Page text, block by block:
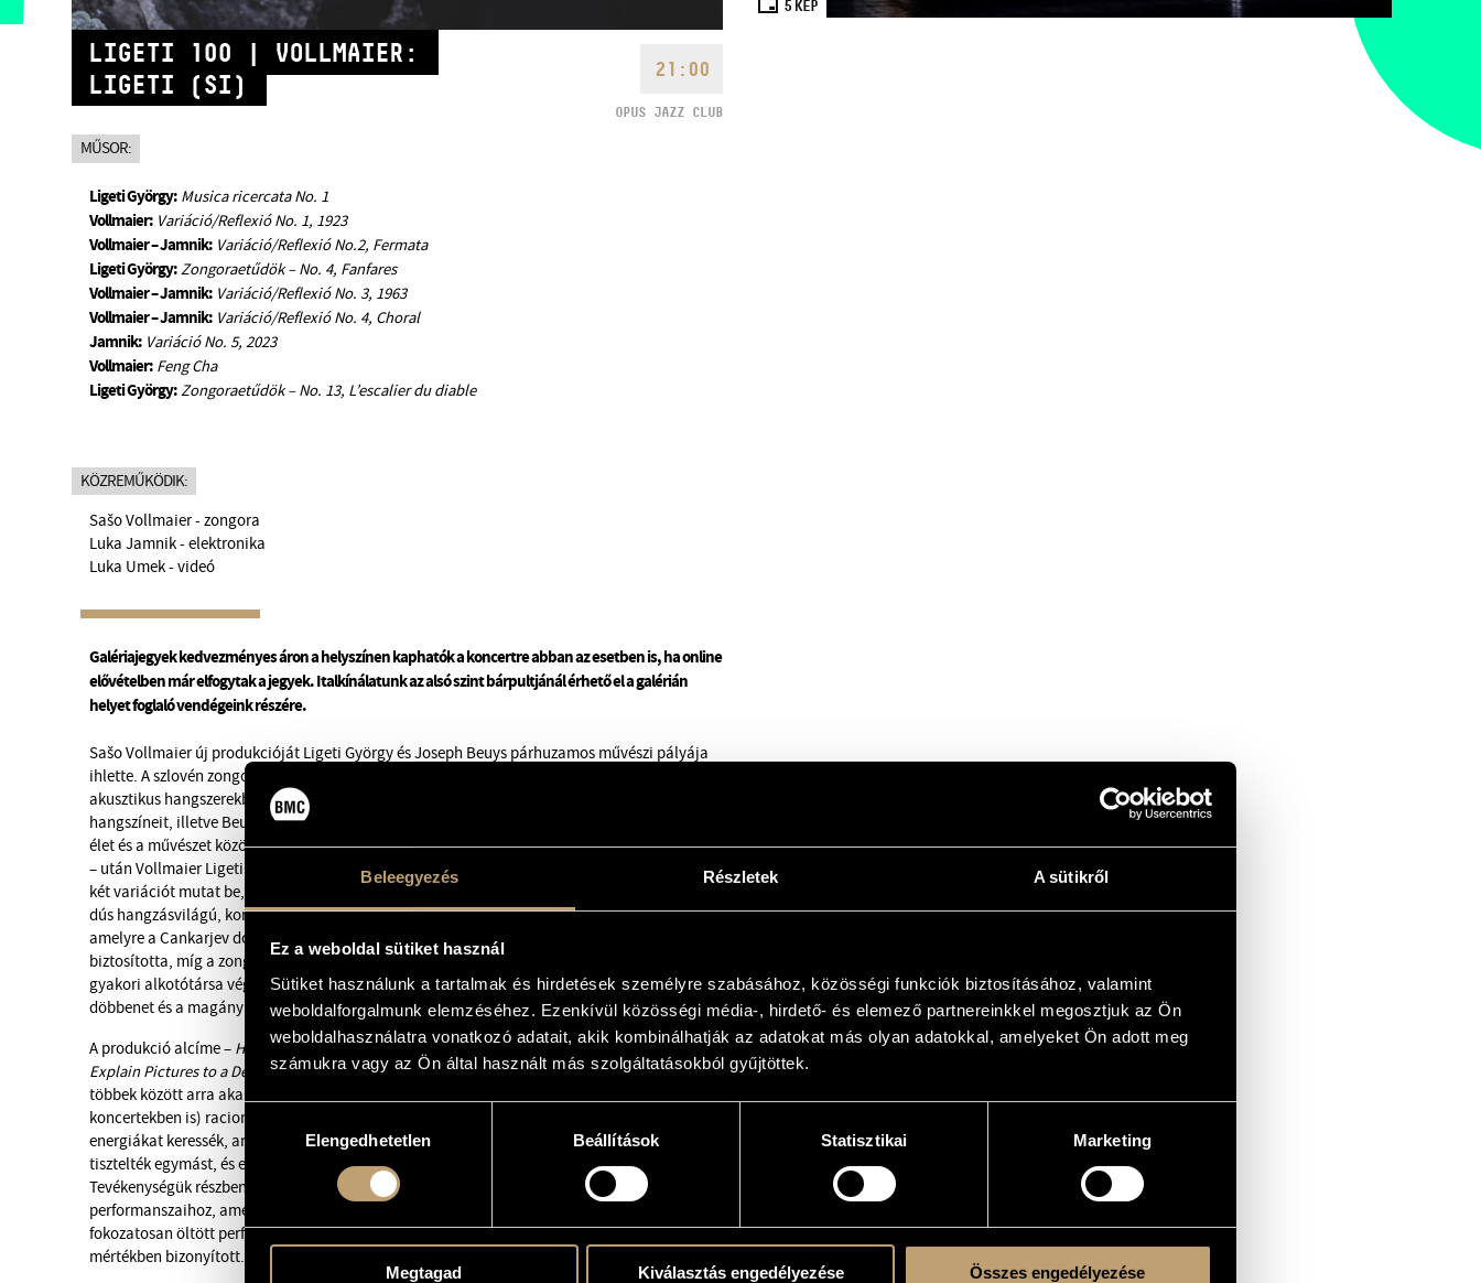
Beleegyezés Részletek A sütikről
Ez a weboldal sütiket használ
Sütiket használunk a tartalmak és hirdetések személyre szabásához, közösségi funkciók biztosításához, valamint
weboldalforgalmunk elemzéséhez. Ezenkívül közösségi média-, hirdető- és elemező partnereinkkel megosztjuk az Ön
weboldalhasználatra vonatkozó adatait, akik kombinálhatják az adatokat más olyan adatokkal, amelyeket Ön adott meg
számukra vagy az Ön által használt más szolgáltatásokból gyűjtöttek.
Hozzájárulás
kiválasztásaElengedhetetlen Beállítások Statisztikai Marketing
Megtagad Kiválasztás engedélyezése Összes engedélyezése
LIGETI 100 | VOLLMAIER:
LIGETI (SI)
21:00
OPUS JAZZ CLUB
MŰSOR:
Ligeti György: Musica ricercata No. 1
Vollmaier: Variáció/Reflexió No. 1, 1923
Vollmaier – Jamnik: Variáció/Reflexió No.2, Fermata
Ligeti György:Zongoraetűdök – No. 4, Fanfares
Vollmaier – Jamnik: Variáció/Reflexió No. 3, 1963
Vollmaier – Jamnik: Variáció/Reflexió No. 4, Choral
Jamnik: Variáció No. 5, 2023
Vollmaier: Feng Cha
Ligeti György:Zongoraetűdök – No. 13, L’escalier du diable
KÖZREMŰKÖDIK:
Sašo Vollmaier - zongora
Luka Jamnik - elektronika
Luka Umek - videó
Galériajegyek kedvezményes áron a helyszínen kaphatók a koncertre abban az esetben is, ha online
elővételben már elfogytak a jegyek. Italkínálatunk az alsó szint bárpultjánál érhető el a galérián
helyet foglaló vendégeink részére.
Sašo Vollmaier új produkcióját Ligeti György és Joseph Beuys párhuzamos művészi pályája
ihlette. A szlovén zongoraművész két fő hatást egyesített a műsorban: Ligeti tisztán
akusztikus hangszerekből kikevert, de már-már az elektronika dimenzióját súroló
hangszíneit, illetve Beuys arra irányuló törekvését, hogy ledöntse a falakat a mindennapi
élet és a művészet között. Két nagy szólózongorás vállalkozás –Kind of LaibachésNietzsche
– után Vollmaier Ligeti zongoraművei közül választott ki hármat. Minden kompozícióra két-
két variációt mutat be, amelyekből kortárs és klasszikus zenei technikák segítségével épít fel
dús hangzásvilágú, komplex akusztikus-elektronikus előadást. A produkció bemutatóján,
amelyre a Cankarjev domban került sor, a vizuális dimenziót a Things I Miss és a Komposter
biztosította, míg a zongorahang módosítását Luka Jamnik producer-zeneszerző, Vollmaier
gyakori alkotótársa végezte. A hangzásvilág vezérmotívumai a sötétség, a csend, a zaj, a
döbbenet és a magány zenei benyomásait egyaránt felölelik.
A produkció alcíme – How to Explain Ligeti to a Dead Audience– Beuys leghíresebb,How to
Explain Pictures to a Dead Harecímű performanszára utal. Ennek szimbólumaival Beuys
többek között arra akarta rávezetni a közönséget, hogy a művészi alkotásokban (így a
koncertekben is) racionális gondolkodás helyett a spiritualitást, illetve azokat a láthatatlan
energiákat keressék, amelyek a természetet és életünket vezérlik. Beuys és Ligeti kölcsönösen
tisztelték egymást, és esztétikai-művészetelméleti felfogásuk is hasonlóságokat mutat.
Tevékenységük részben átfedésbe is került: Beuys hangot és zenét kezdett használni
performanszaihoz, amelyeket később koncerteknek nevezett el. Ligeti zenéje pedig
fokozatosan öltött performansz jelleget, amit műveinek előadása is egyre növekvő
mértékben bizonyított.
5 KÉP